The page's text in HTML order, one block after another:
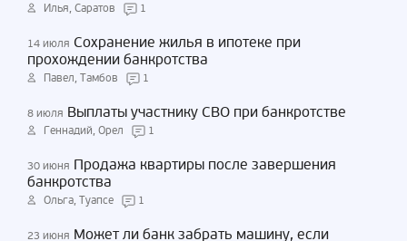
Илья, Саратов 1
14 июля Сохранение жилья в ипотеке при
прохождении банкротства
Павел, Тамбов 1
8 июля Выплаты участнику СВО при банкротстве
Геннадий, Орел 1
30 июня Продажа квартиры после завершения
банкротства
Ольга, Туапсе 1
23 июня Может ли банк забрать машину, если